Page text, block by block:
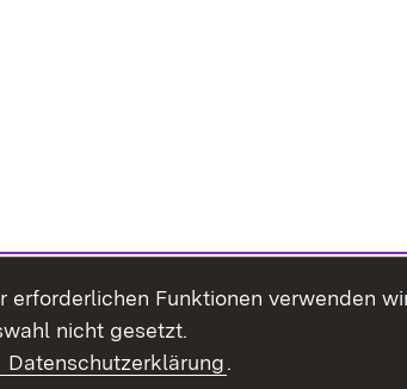
Funktionen verwenden
nicht gesetzt.
Datenschutzerklärung.